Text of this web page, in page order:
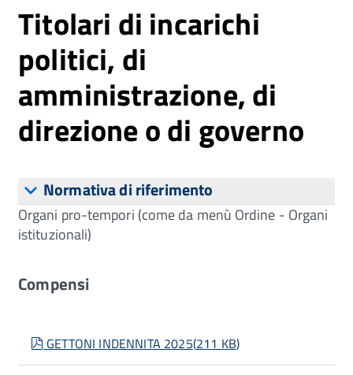
Titolari di incarichi
politici, di
amministrazione, di
direzione o di governo
Normativa di riferimento
Organi pro-tempori (come da menù Ordine - Organi
istituzionali)
Compensi
pdf
GETTONI INDENNITA 2025(211 KB)